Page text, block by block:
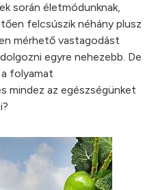
során életmódunknak,
felcsúszik néhány plusz
mérhető vastagodást
egyre nehezebb. De
folyamat
mindez az egészségünket